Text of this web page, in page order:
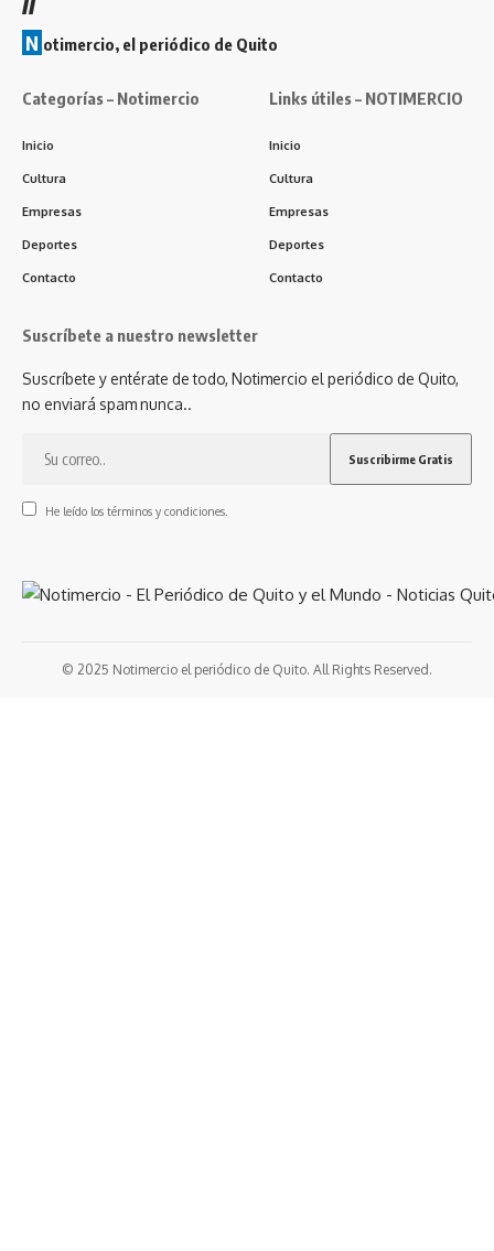
N otimercio, el periódico de Quito
Categorías – Notimercio
Inicio
Cultura
Empresas
Deportes
Contacto
Links útiles – NOTIMERCIO
Inicio
Cultura
Empresas
Deportes
Contacto
Suscríbete a nuestro newsletter
Suscríbete y entérate de todo, Notimercio el periódico de Quito,
no enviará spam nunca..
He leído los términos y condiciones.
© 2025 Notimercio el periódico de Quito. All Rights Reserved.